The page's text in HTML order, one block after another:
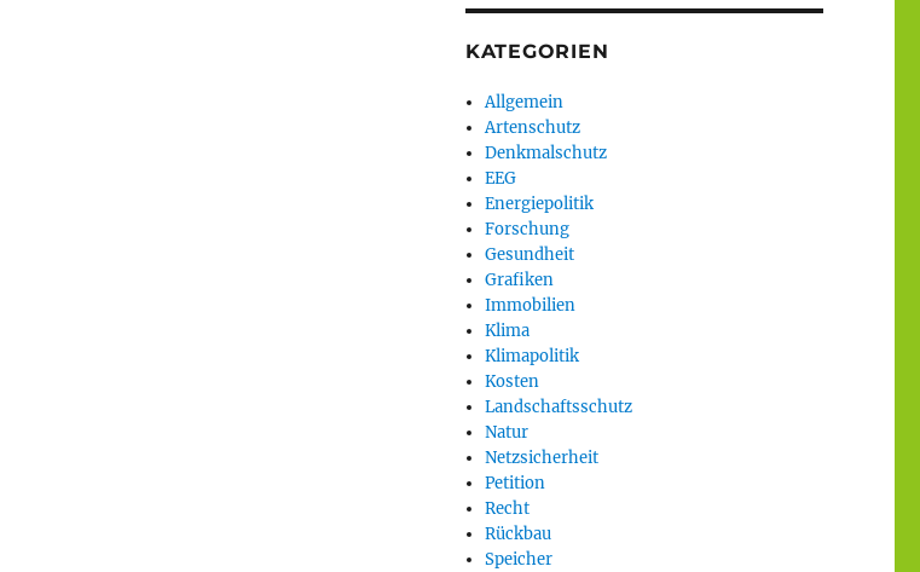
KATEGORIEN
Allgemein
Artenschutz
Denkmalschutz
EEG
Energiepolitik
Forschung
Gesundheit
Grafiken
Immobilien
Klima
Klimapolitik
Kosten
Landschaftsschutz
Natur
Netzsicherheit
Petition
Recht
Rückbau
Speicher